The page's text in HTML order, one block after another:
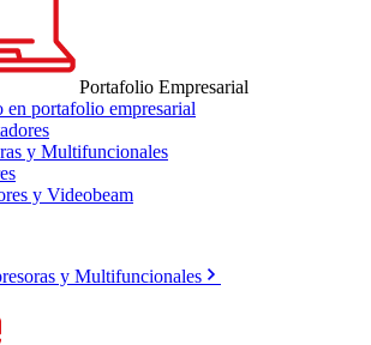
Portafolio Empresarial
en portafolio empresarial
y Multifuncionales
y Videobeam
y Multifuncionales